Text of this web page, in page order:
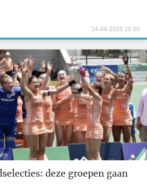
24-04-2025 10:30
deze groepen gaan